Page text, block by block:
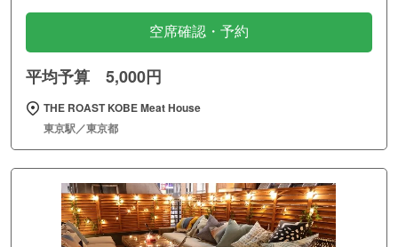
空席確認・予約
平均予算 5,000円
THE ROAST KOBE Meat House
東京駅／東京都